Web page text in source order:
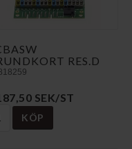
RES.D
SEK/ST
KÖP